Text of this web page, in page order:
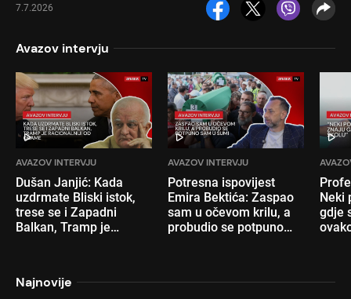
7.7.2026
Avazov intervju
AVAZOV INTERVJU
Dušan Janjić: Kada
uzdrmate Bliski istok,
trese se i Zapadni
Balkan, Tramp je
AVAZOV INTERVJU
Potresna ispovijest
Emira Bektića: Zaspao
sam u očevom krilu, a
probudio se potpuno
Neki
gdje
Najnovije